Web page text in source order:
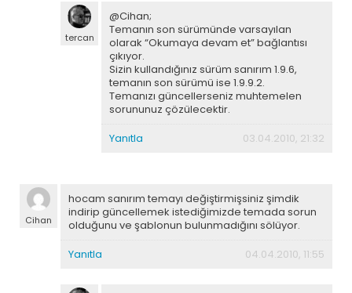
tercan
@Cihan;
Temanın son sürümünde varsayılan
olarak “Okumaya devam et” bağlantısı
çıkıyor.
Sizin kullandığınız sürüm sanırım 1.9.6,
temanın son sürümü ise 1.9.9.2.
Temanızı güncellerseniz muhtemelen
sorununuz çözülecektir.
Yanıtla
03.04.2010, 21:32
Cihan
hocam sanırım temayı değiştirmişsiniz şimdik
indirip güncellemek istediğimizde temada sorun
olduğunu ve şablonun bulunmadığını sölüyor.
Yanıtla
04.04.2010, 11:55